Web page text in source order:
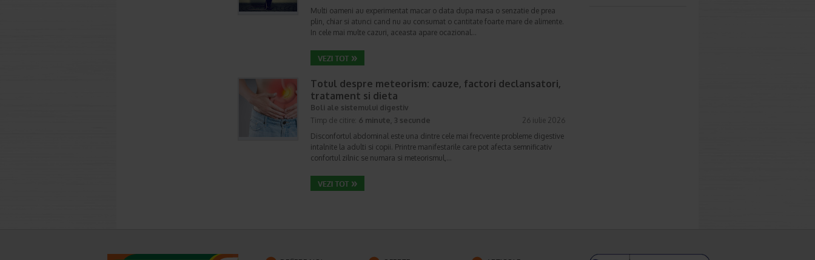
Multi oameni au experimentat macar o data dupa masa o senzatie de prea
plin, chiar si atunci cand nu au consumat o cantitate foarte mare de alimente.
In cele mai multe cazuri, aceasta apare ocazional…
Totul despre meteorism: cauze, factori declansatori,
tratament si dieta
Boli ale sistemului digestiv
Timp de citire: 6 minute, 3 secunde
26 iulie 2026
Disconfortul abdominal este una dintre cele mai frecvente probleme digestive
intalnite la adulti si copii. Printre manifestarile care pot afecta semnificativ
confortul zilnic se numara si meteorismul,…